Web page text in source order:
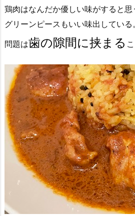
鶏肉はなんだか優しい味がすると思
グリーンピースもいい味出している。
問題は歯の隙間に挟まる